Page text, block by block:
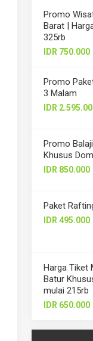
Promo
Barat |
325rb
IDR 750.000
Promo
3 Malam
IDR
Promo
Khusus
IDR 850.000
Paket
IDR 495.000
Harga Tiket
Batur
mulai 215rb
IDR 650.000